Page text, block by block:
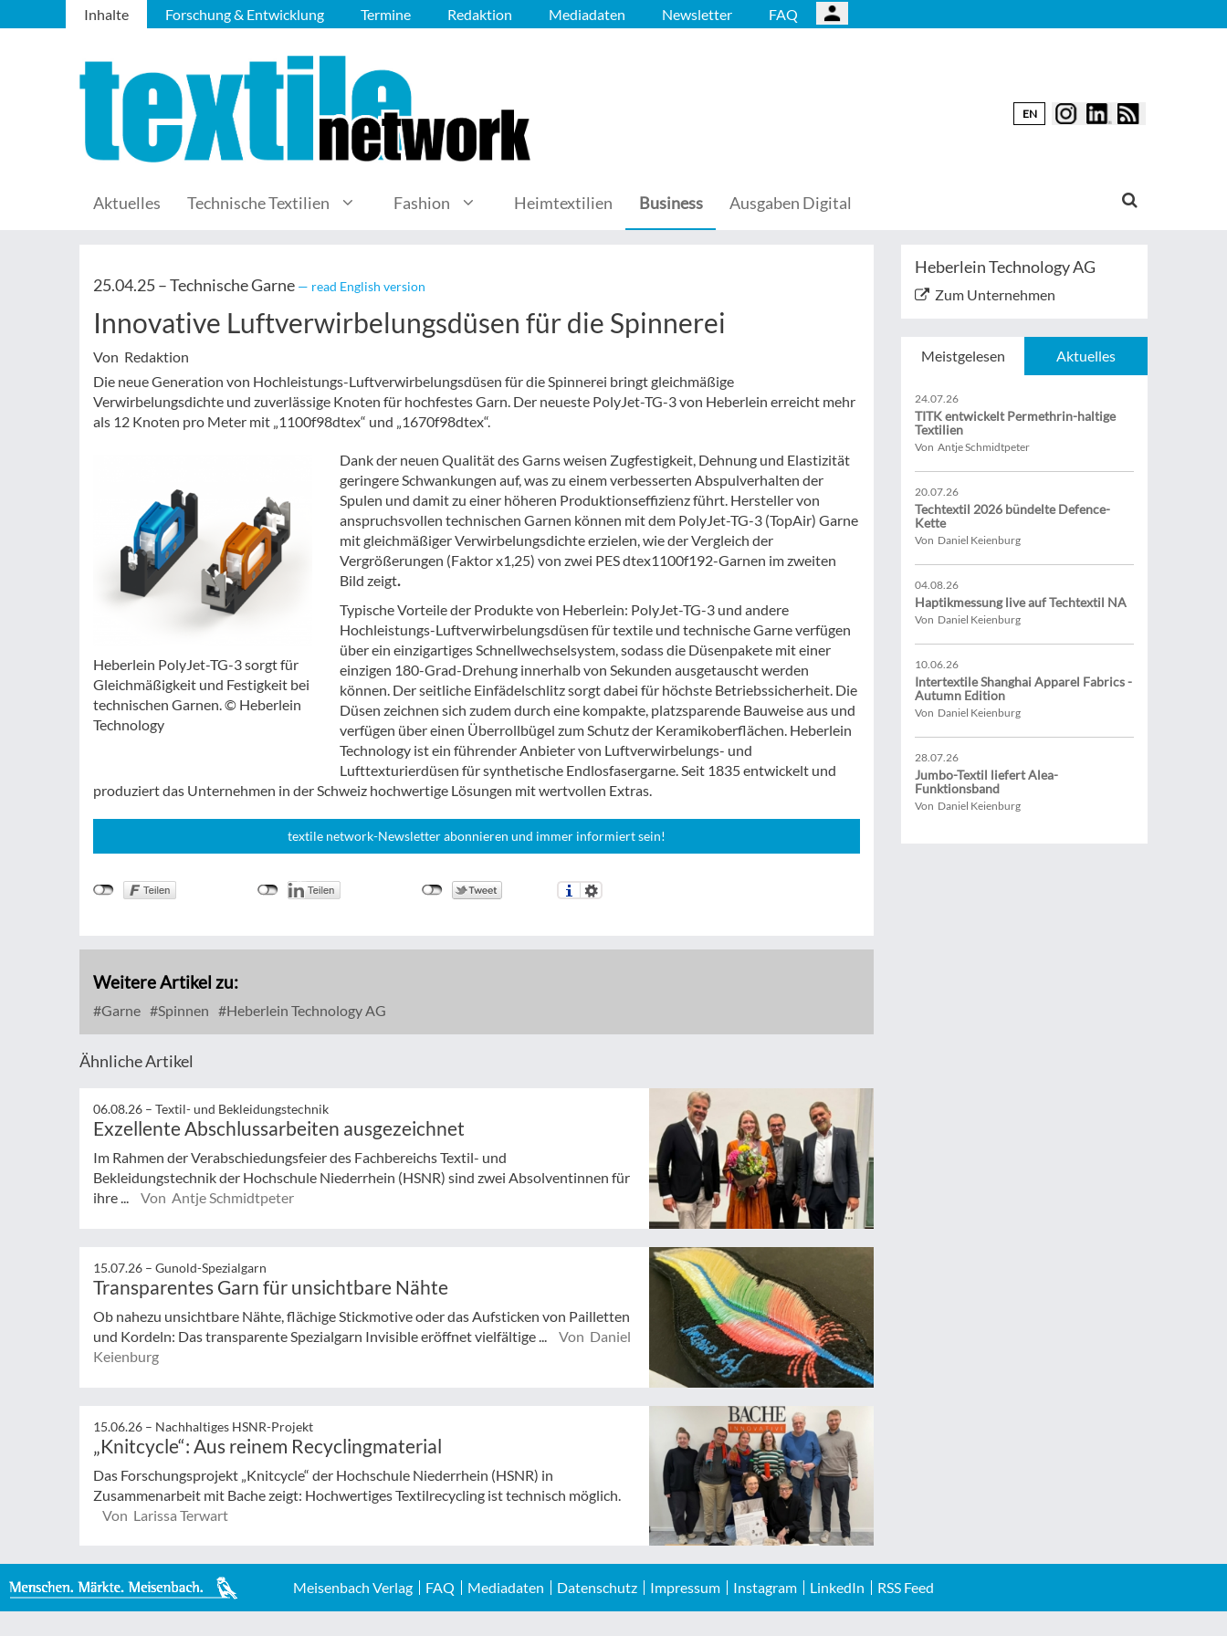
Inhalte Forschung & Entwicklung Termine Redaktion Mediadaten Newsletter FAQ
EN
Aktuelles Technische Textilien Fashion Heimtextilien Business Ausgaben Digital
25.04.25 –Technische Garne — read English version
Innovative Luftverwirbelungsdüsen für die Spinnerei
Von Redaktion
Die neue Generation von Hochleistungs-Luftverwirbelungsdüsen für die Spinnerei bringt gleichmäßige
Verwirbelungsdichte und zuverlässige Knoten für hochfestes Garn. Der neueste PolyJet-TG-3 von Heberlein erreicht mehr
als 12 Knoten pro Meter mit „1100f98dtex“ und „1670f98dtex“.
Heberlein PolyJet-TG-3 sorgt für
Gleichmäßigkeit und Festigkeit bei
technischen Garnen. © Heberlein
Technology
Dank der neuen Qualität des Garns weisen Zugfestigkeit, Dehnung und Elastizität
geringere Schwankungen auf, was zu einem verbesserten Abspulverhalten der
Spulen und damit zu einer höheren Produktionseffizienz führt. Hersteller von
anspruchsvollen technischen Garnen können mit dem PolyJet-TG-3 (TopAir) Garne
mit gleichmäßiger Verwirbelungsdichte erzielen, wie der Vergleich der
Vergrößerungen (Faktor x1,25) von zwei PES dtex1100f192-Garnen im zweiten
Bild zeigt.
Typische Vorteile der Produkte von Heberlein: PolyJet-TG-3 und andere
Hochleistungs-Luftverwirbelungsdüsen für textile und technische Garne verfügen
über ein einzigartiges Schnellwechselsystem, sodass die Düsenpakete mit einer
einzigen 180-Grad-Drehung innerhalb von Sekunden ausgetauscht werden
können. Der seitliche Einfädelschlitz sorgt dabei für höchste Betriebssicherheit. Die
Düsen zeichnen sich zudem durch eine kompakte, platzsparende Bauweise aus und
verfügen über einen Überrollbügel zum Schutz der Keramikoberflächen. Heberlein
Technology ist ein führender Anbieter von Luftverwirbelungs- und
Lufttexturierdüsen für synthetische Endlosfasergarne. Seit 1835 entwickelt und
produziert das Unternehmen in der Schweiz hochwertige Lösungen mit wertvollen Extras.
textile network-Newsletter abonnieren und immer informiert sein!
Weitere Artikel zu:
Garne Spinnen Heberlein Technology AG
Ähnliche Artikel
06.08.26 – Textil- und Bekleidungstechnik
Exzellente Abschlussarbeiten ausgezeichnet
Im Rahmen der Verabschiedungsfeier des Fachbereichs Textil- und
Bekleidungstechnik der Hochschule Niederrhein (HSNR) sind zwei Absolventinnen für
ihre ...
Von Antje Schmidtpeter
15.07.26 – Gunold-Spezialgarn
Transparentes Garn für unsichtbare Nähte
Ob nahezu unsichtbare Nähte, flächige Stickmotive oder das Aufsticken von Pailletten
und Kordeln: Das transparente Spezialgarn Invisible eröffnet vielfältige ...
Von Daniel
Keienburg
15.06.26 – Nachhaltiges HSNR-Projekt
„Knitcycle“: Aus reinem Recyclingmaterial
Das Forschungsprojekt „Knitcycle“ der Hochschule Niederrhein (HSNR) in
Zusammenarbeit mit Bache zeigt: Hochwertiges Textilrecycling ist technisch möglich.
Von Larissa Terwart
Heberlein Technology AG
Zum Unternehmen
Meistgelesen Aktuelles
24.07.26
TITK entwickelt Permethrin-haltige
Textilien
Von Antje Schmidtpeter
20.07.26
Techtextil 2026 bündelte Defence-
Kette
Von Daniel Keienburg
04.08.26
Haptikmessung live auf Techtextil NA
Von Daniel Keienburg
10.06.26
Intertextile Shanghai Apparel Fabrics -
Autumn Edition
Von Daniel Keienburg
28.07.26
Jumbo-Textil liefert Alea-
Funktionsband
Von Daniel Keienburg
Meisenbach Verlag FAQ Mediadaten Datenschutz Impressum Instagram LinkedIn RSS Feed